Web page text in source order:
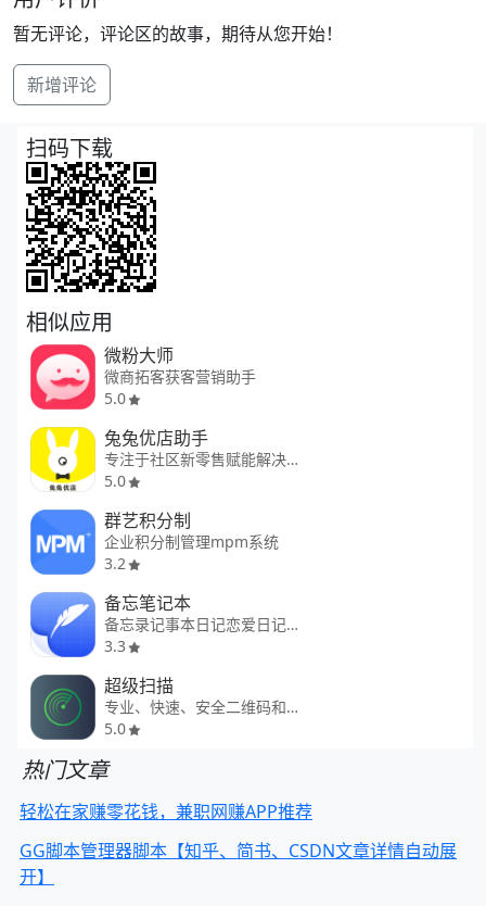
暂无评论，评论区的故事，期待从您开始！
新增评论
扫码下载
相似应用
微粉大师
微商拓客获客营销助手
5.0
兔兔优店助手
专注于社区新零售赋能解决方案
5.0
群艺积分制
企业积分制管理mpm系统
3.2
备忘笔记本
备忘录记事本日记恋爱日记倒计时
3.3
超级扫描
专业、快速、安全二维码和条形码
5.0
热门文章
轻松在家赚零花钱，兼职网赚APP推荐
GG脚本管理器脚本【知乎、简书、CSDN文章详情自动展
开】